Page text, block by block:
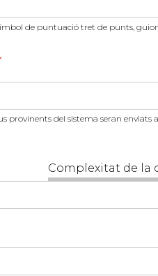
de puntuació tret de punts,
provinents del sistema seran
Complexitat de la